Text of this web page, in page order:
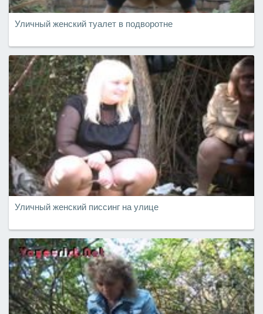
Уличный женский туалет в подворотне
Уличный женский писсинг на улице